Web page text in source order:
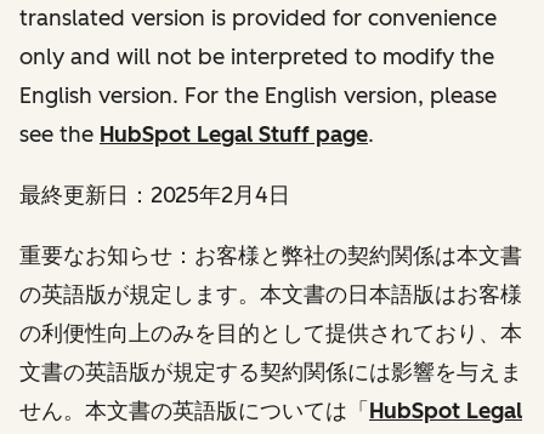
translated version is provided for convenience
only and will not be interpreted to modify the
English version. For the English version, please
see the HubSpot Legal Stuff page.
最終更新日：2025年2月4日
重要なお知らせ ：お客様と弊社の契約関係は本文書
の英語版が規定します。本文書の日本語版はお客様
の利便性向上のみを目的として提供されており、本
文書の英語版が規定する契約関係には影響を与えま
せん。本文書の英語版については「 HubSpot Legal